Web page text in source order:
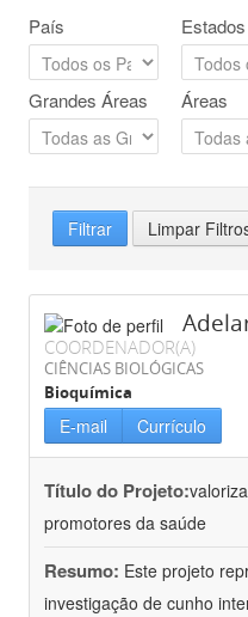
País Estados
Grandes Áreas Áreas
Filtrar Limpar
COORDENADOR(A)
CIÊNCIAS BIOLÓGICAS
Bioquímica
E-mail Currículo
Título do Projeto:
promotores da saúde
Resumo: Este projeto
investigação de cunho